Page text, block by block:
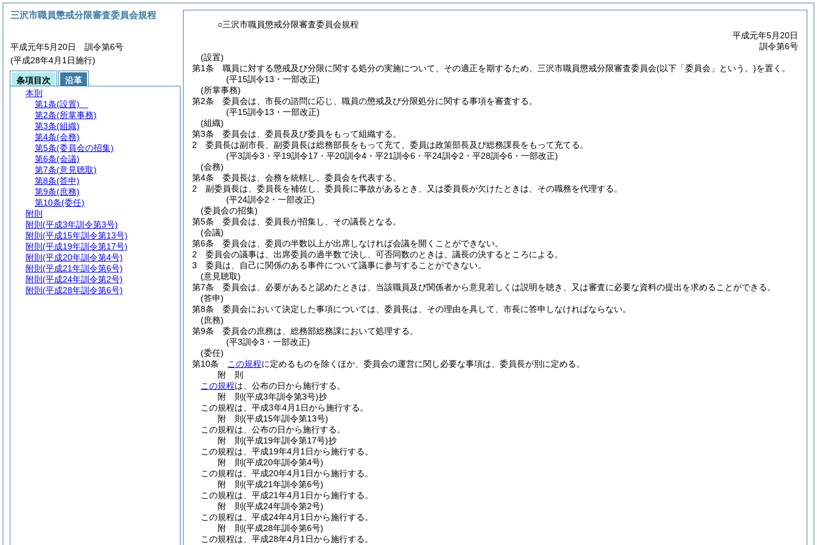
○三沢市職員懲戒分限審査委員会規程
平成元年5月20日
訓令第6号
(設置)
第1条
職員に対する懲戒及び分限に関する処分の実施について、その適正を期するため、三沢市職員懲戒分限審査委員会(以下「委員会」という。)を置く。
(平15訓令13・一部改正)
(所掌事務)
第2条
委員会は、市長の諮問に応じ、職員の懲戒及び分限処分に関する事項を審査する。
(平15訓令13・一部改正)
(組織)
第3条
委員会は、委員長及び委員をもって組織する。
2
委員長は副市長、副委員長は総務部長をもって充て、委員は政策部長及び総務課長をもって充てる。
(平3訓令3・平19訓令17・平20訓令4・平21訓令6・平24訓令2・平28訓令6・一部改正)
(会務)
第4条
委員長は、会務を統轄し、委員会を代表する。
2
副委員長は、委員長を補佐し、委員長に事故があるとき、又は委員長が欠けたときは、その職務を代理する。
(平24訓令2・一部改正)
(委員会の招集)
第5条
委員会は、委員長が招集し、その議長となる。
(会議)
第6条
委員会は、委員の半数以上が出席しなければ会議を開くことができない。
2
委員会の議事は、出席委員の過半数で決し、可否同数のときは、議長の決するところによる。
3
委員は、自己に関係のある事件について議事に参与することができない。
(意見聴取)
第7条
委員会は、必要があると認めたときは、当該職員及び関係者から意見若しくは説明を聴き、又は審査に必要な資料の提出を求めることができる。
(答申)
第8条
委員会において決定した事項については、委員長は、その理由を具して、市長に答申しなければならない。
(庶務)
第9条
委員会の庶務は、総務部総務課において処理する。
(平3訓令3・一部改正)
(委任)
第10条
この規程に定めるものを除くほか、委員会の運営に関し必要な事項は、委員長が別に定める。
附 則
この規程は、公布の日から施行する。
附 則(平成3年訓令第3号)抄
この規程は、平成3年4月1日から施行する。
附 則(平成15年訓令第13号)
この規程は、公布の日から施行する。
附 則(平成19年訓令第17号)抄
この規程は、平成19年4月1日から施行する。
附 則(平成20年訓令第4号)
この規程は、平成20年4月1日から施行する。
附 則(平成21年訓令第6号)
この規程は、平成21年4月1日から施行する。
附 則(平成24年訓令第2号)
この規程は、平成24年4月1日から施行する。
附 則(平成28年訓令第6号)
この規程は、平成28年4月1日から施行する。
三沢市職員懲戒分限審査委員会規程
平成元年5月20日 訓令第6号
(平成28年4月1日施行)
条項目次
沿革
本則
第1条(設置)
第2条(所掌事務)
第3条(組織)
第4条(会務)
第5条(委員会の招集)
第6条(会議)
第7条(意見聴取)
第8条(答申)
第9条(庶務)
第10条(委任)
附則
附則 (平成3年訓令第3号)
附則 (平成15年訓令第13号)
附則 (平成19年訓令第17号)
附則 (平成20年訓令第4号)
附則 (平成21年訓令第6号)
附則 (平成24年訓令第2号)
附則 (平成28年訓令第6号)